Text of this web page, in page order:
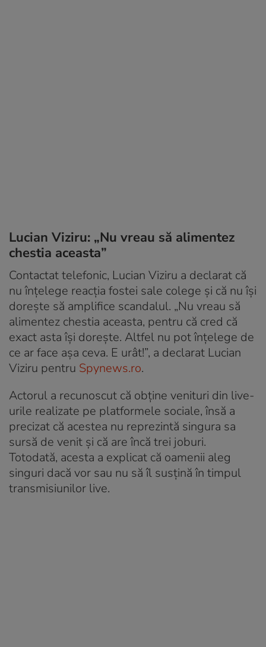
Lucian Viziru: „Nu vreau să alimentez
chestia aceasta”
Contactat telefonic, Lucian Viziru a declarat că
nu înțelege reacția fostei sale colege și că nu își
dorește să amplifice scandalul. „Nu vreau să
alimentez chestia aceasta, pentru că cred că
exact asta își dorește. Altfel nu pot înțelege de
ce ar face așa ceva. E urât!”, a declarat Lucian
Viziru pentru Spynews.ro.
Actorul a recunoscut că obține venituri din live-
urile realizate pe platformele sociale, însă a
precizat că acestea nu reprezintă singura sa
sursă de venit și că are încă trei joburi.
Totodată, acesta a explicat că oamenii aleg
singuri dacă vor sau nu să îl susțină în timpul
transmisiunilor live.